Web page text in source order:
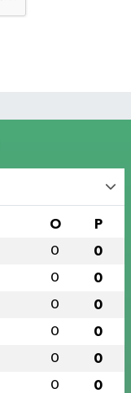
O P
0 0
0 0
0 0
0 0
0 0
0 0